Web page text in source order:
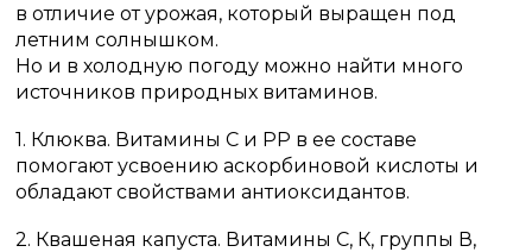
в отличие от урожая, который выращен под
летним солнышком.
Но и в холодную погоду можно найти много
источников природных витаминов.
1. Клюква. Витамины С и РР в ее составе
помогают усвоению аскорбиновой кислоты и
обладают свойствами антиоксидантов.
2. Квашеная капуста. Витамины С, К, группы В,